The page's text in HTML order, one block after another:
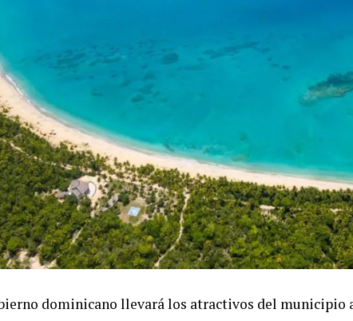
dominicano llevará los atractivos del municipio